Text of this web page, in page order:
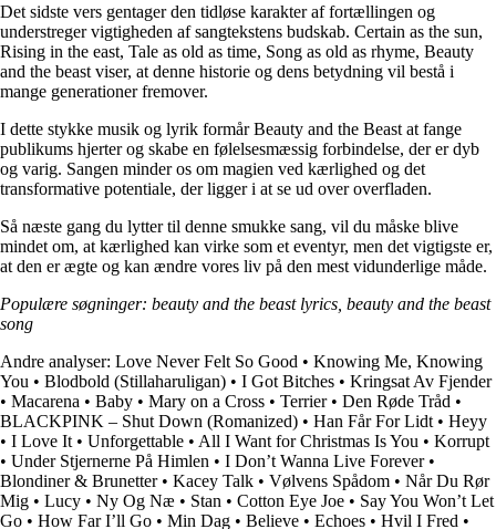
Det sidste vers gentager den tidløse karakter af fortællingen og
understreger vigtigheden af sangtekstens budskab. Certain as the sun,
Rising in the east, Tale as old as time, Song as old as rhyme, Beauty
and the beast viser, at denne historie og dens betydning vil bestå i
mange generationer fremover.
I dette stykke musik og lyrik formår Beauty and the Beast at fange
publikums hjerter og skabe en følelsesmæssig forbindelse, der er dyb
og varig. Sangen minder os om magien ved kærlighed og det
transformative potentiale, der ligger i at se ud over overfladen.
Så næste gang du lytter til denne smukke sang, vil du måske blive
mindet om, at kærlighed kan virke som et eventyr, men det vigtigste er,
at den er ægte og kan ændre vores liv på den mest vidunderlige måde.
Populære søgninger: beauty and the beast lyrics, beauty and the beast
song
Andre analyser: Love Never Felt So Good • Knowing Me, Knowing
You • Blodbold (Stillaharuligan) • I Got Bitches • Kringsat Av Fjender
• Macarena • Baby • Mary on a Cross • Terrier• Den Røde Tråd •
BLACKPINK – Shut Down (Romanized) • Han Får For Lidt • Heyy
• I Love It • Unforgettable • All I Want for Christmas Is You • Korrupt
• Under Stjernerne På Himlen • I Don’t Wanna Live Forever•
Blondiner & Brunetter• Kacey Talk • Vølvens Spådom • Når Du Rør
Mig • Lucy • Ny Og Næ • Stan • Cotton Eye Joe • Say You Won’t Let
Go • How Far I’ll Go • Min Dag • Believe • Echoes • Hvil I Fred •